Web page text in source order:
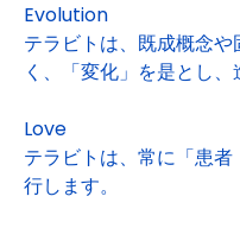
Evolution
テラビトは、既成概念
く、「変化」を是とし、
Love
テラビトは、常に「患
行します。